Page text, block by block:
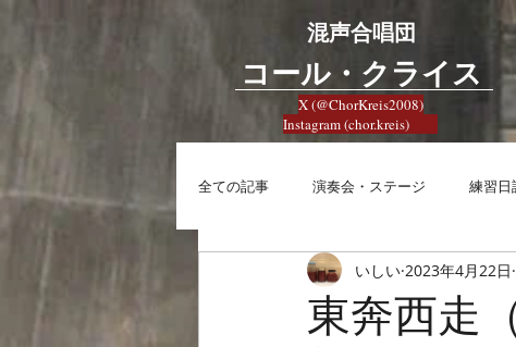
混声合唱団
​コール・クライス
X (@ChorKreis2008)
Instagram (chor.kreis)
全ての記事 演奏会・ステージ 練習日
興味 合唱への想い
東奔西走
いしい 2023年4月22日